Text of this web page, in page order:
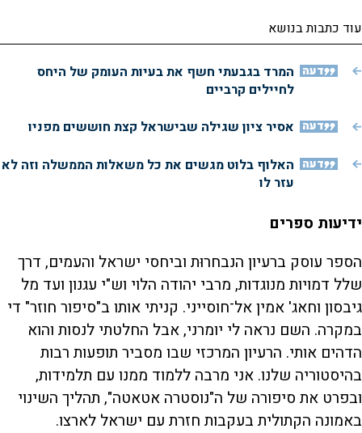
עוד כתבות בנושא
דעה המרד בגבעתי חשף את בעיות העומק של היחס
לחיילים קרביים
דעה אסיר ציון שגילה שבישראל קצת חוששים מפניו
דעה האלוף בלוט מגשים את כל משאלות הממשלה וזה לא
עזר לו
ידיעות ספרים
הספר עוסק ברעיון הנבחרוּת וביחסי ישראל והעמים, דרך
שלל דמויות מנוגדות, מרבי יהודה הלוי וש"י עגנון ועד מל
גיבסון וחאג' אמין אל־חוסייני. קניתי אותו ב"סיפור חוזר" די
במקרה. השם נראה לי יומרני, אבל החלטתי לנסות והוא
הדהים אותי. הרעיון המרכזי שבו מסביר תופעות רבות
בהיסטוריה שלנו. אני מרבה ללמוד ממנו עם תלמידות,
ובפרט את סיפורה של ה"נוסטרה אטאטה", תהליך השינוי
באמונה הקתולית בעקבות חזרת עם ישראל לארצו.